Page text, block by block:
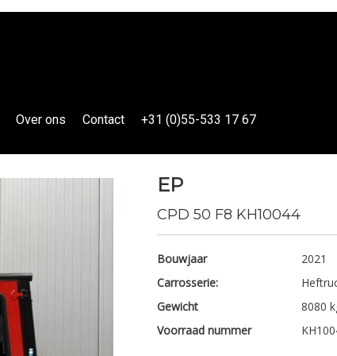
Over ons Contact +31 (0)55-533 17 67
EP
CPD 50 F8 KH10044
Bouwjaar
2021
Carrosserie:
Gewicht
8080
Voorraad nummer